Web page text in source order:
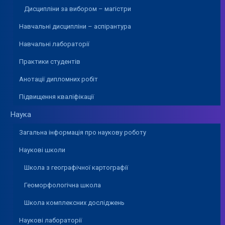
Дисципліни за вибором – магістри
Навчальні дисципліни – аспірантура
Навчальні лабораторії
Практики студентів
Анотації дипломних робіт
Підвищення кваліфікації
Наука
Загальна інформація про наукову роботу
Наукові школи
Школа з географічної картографії
Геоморфологічна школа
Школа комплексних досліджень
Наукові лабораторії